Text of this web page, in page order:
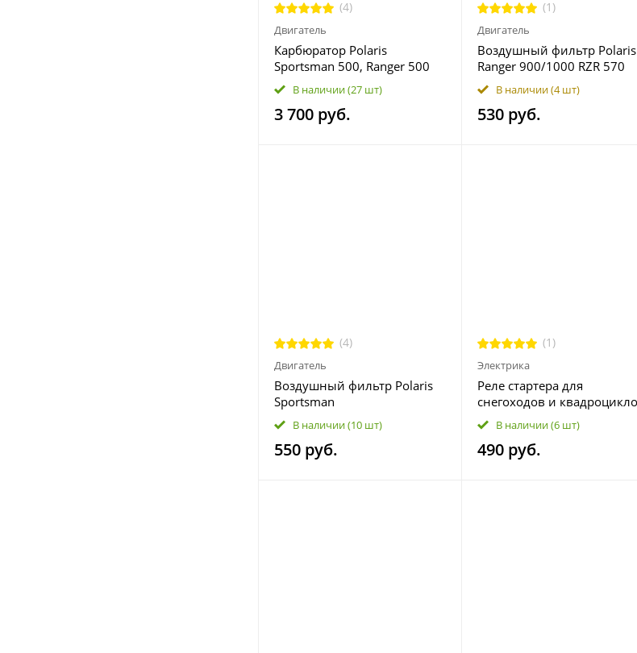
(4)
Двигатель
Карбюратор Polaris
Sportsman 500, Ranger 500
3131567 3131599 PD40J
В наличии(27 шт)
3 700 руб.
(1)
Двигатель
Воздушный фильтр Polaris
Ranger 900/1000 RZR 570
7081706
В наличии(4 шт)
530 руб.
(4)
Двигатель
Воздушный фильтр Polaris
Sportsman
400/500/550/600/700/800/850/XP/X2/Touring/Forest
7080595 7082101
В наличии(10 шт)
550 руб.
(1)
Электрика
Реле стартера для
снегоходов и
Polaris 4011335 3083211
В наличии(6 шт)
490 руб.